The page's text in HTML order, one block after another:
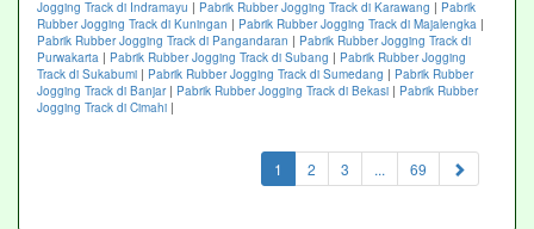
Jogging Track di Indramayu | Pabrik Rubber Jogging Track di Karawang | Pabrik
Rubber Jogging Track di Kuningan | Pabrik Rubber Jogging Track di Majalengka |
Pabrik Rubber Jogging Track di Pangandaran | Pabrik Rubber Jogging Track di
Purwakarta | Pabrik Rubber Jogging Track di Subang | Pabrik Rubber Jogging
Track di Sukabumi | Pabrik Rubber Jogging Track di Sumedang | Pabrik Rubber
Jogging Track di Banjar| Pabrik Rubber Jogging Track di Bekasi | Pabrik Rubber
Jogging Track di Cimahi |
1 (current)
2 3 ... 69